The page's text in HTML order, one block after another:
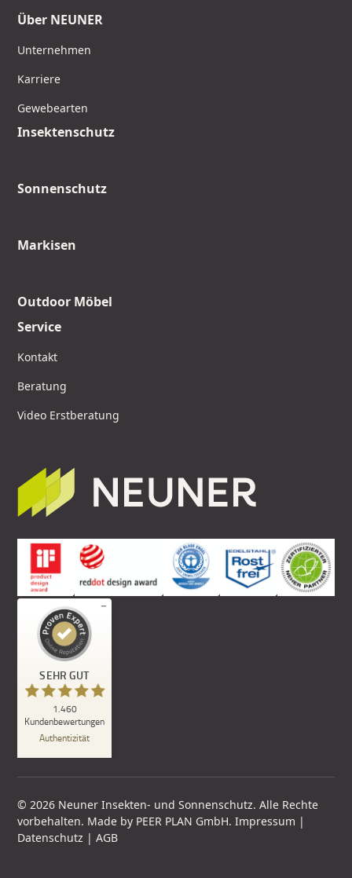
Über NEUNER
Unternehmen
Karriere
Gewebearten
Insektenschutz
Sonnenschutz
Markisen
Outdoor Möbel
Service
Kontakt
Beratung
Video Erstberatung
© 2026 Neuner Insekten- und Sonnenschutz. Alle Rechte
vorbehalten. Made by PEER PLAN GmbH.Impressum |
Datenschutz |AGB